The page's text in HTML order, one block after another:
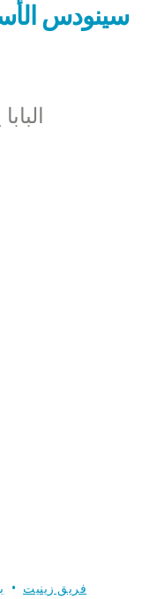
سينودس
فريق زينيت